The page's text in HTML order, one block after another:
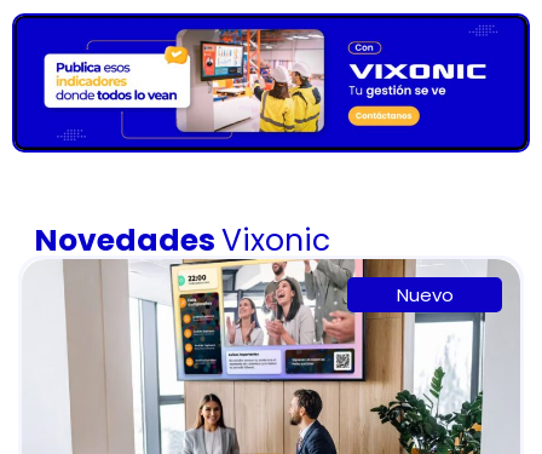
NovedadesVixonic
Nuevo